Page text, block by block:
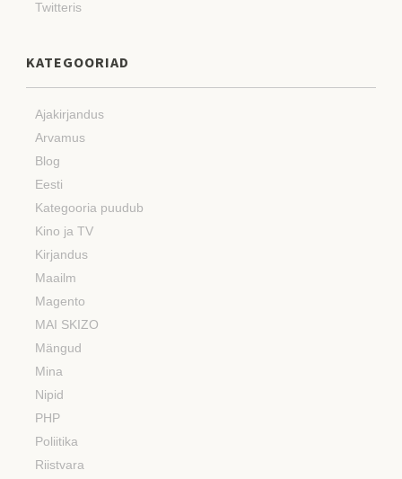
Twitteris
KATEGOORIAD
Ajakirjandus
Arvamus
Blog
Eesti
Kategooria puudub
Kino ja TV
Kirjandus
Maailm
Magento
MAI SKIZO
Mängud
Mina
Nipid
PHP
Poliitika
Riistvara